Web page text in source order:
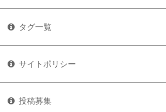
タグ一覧
サイトポリシー
投稿募集